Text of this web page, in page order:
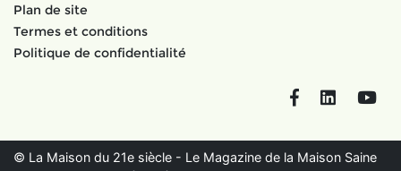
Plan de site
Termes et conditions
Politique de confidentialité
FacebookLinkedIn
© La Maison du 21e siècle - Le Magazine de la Maison Saine